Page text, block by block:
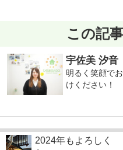
この記
宇佐美 汐音
明るく笑顔で
けください！
2024年もよろしく